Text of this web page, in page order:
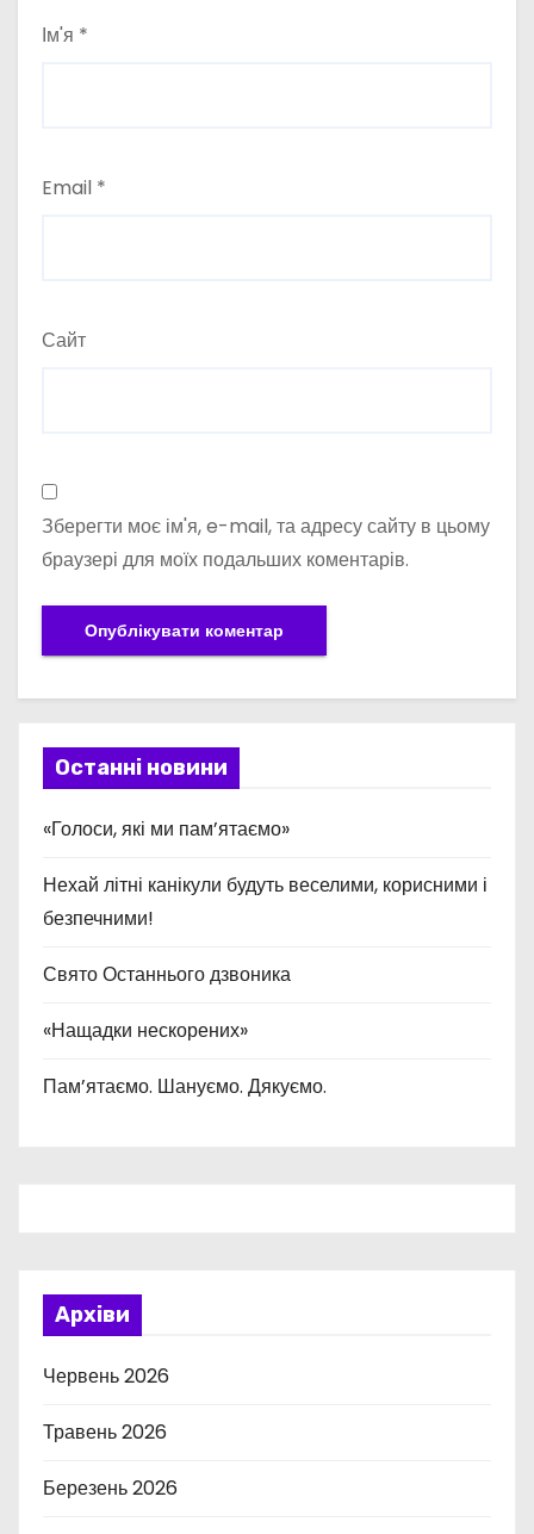
Ім'я *
Email *
Сайт
Зберегти моє ім'я, e-mail, та адресу сайту в цьому
браузері для моїх подальших коментарів.
Останні новини
«Голоси, які ми пам’ятаємо»
Нехай літні канікули будуть веселими, корисними і
безпечними!
Свято Останнього дзвоника
«Нащадки нескорених»
Пам’ятаємо. Шануємо. Дякуємо.
Архіви
Червень 2026
Травень 2026
Березень 2026